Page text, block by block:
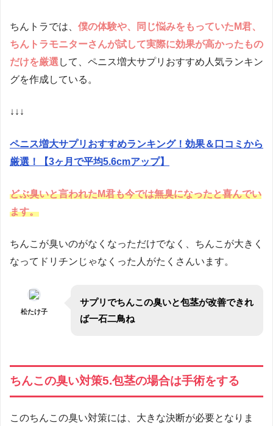
ちんトラでは、 僕の体験や、同じ悩みをもっていたM君、
ちんトラモニターさんが試して実際に効果が高かったもの
だけを厳選 して、ペニス増大サプリおすすめ人気ランキン
グを作成している。
↓↓↓
ペニス増大サプリおすすめランキング！効果＆口コミから
厳選！【3ヶ月で平均5.6cmアップ】
どぶ臭いと言われたM君も今では無臭になったと喜んでい
ます。
ちんこが臭いのがなくなっただけでなく、ちんこが大きく
なってドリチンじゃなくった人がたくさんいます。
松たけ子
サプリでちんこの臭いと包茎が改善できれ
ば一石二鳥ね
ちんこの臭い対策5.包茎の場合は手術をする
このちんこの臭い対策には、大きな決断が必要となりま